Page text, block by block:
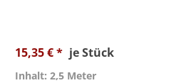
15,35 € * je Stück
Inhalt: 2,5 Meter